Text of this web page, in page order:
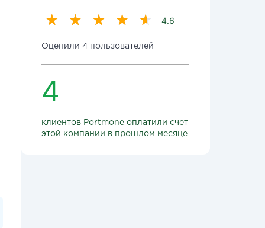
4.6
Оценили 4 пользователей
4
клиентов Portmone оплатили счет
этой компании в прошлом месяце